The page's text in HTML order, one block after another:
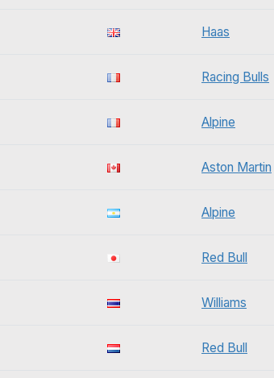
Haas
Racing Bulls
Alpine
Aston Martin
Alpine
Red Bull
Williams
Red Bull